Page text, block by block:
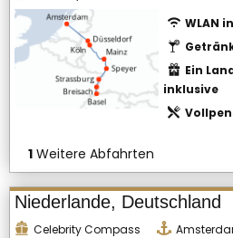
WLAN
Ein
inklusive
1 Weitere Abfahrten
Niederlande, Deutschland
Celebrity Compass